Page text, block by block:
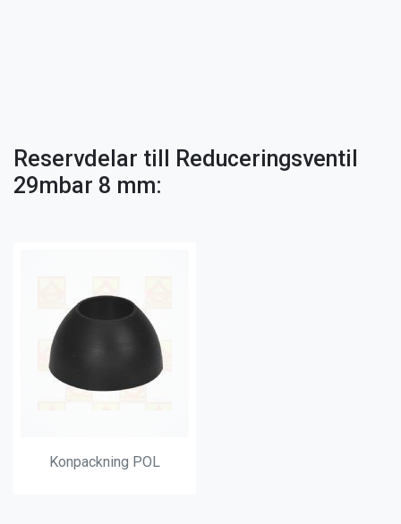
Reservdelar till Reduceringsventil
29mbar 8 mm:
Konpackning POL